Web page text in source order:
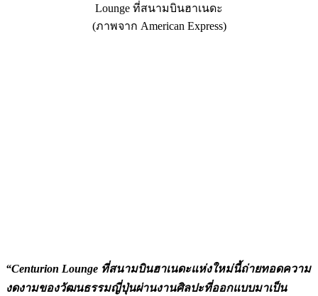
Lounge ที่สนามบินฮาเนดะ
(ภาพจาก American Express)
“Centurion Lounge ที่สนามบินฮาเนดะแห่งใหม่นี้ถ่ายทอดความ
งดงามของวัฒนธรรมญี่ปุ่นผ่านงานศิลปะที่ออกแบบมาเป็น